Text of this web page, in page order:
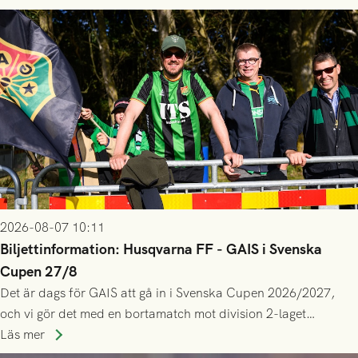
2026-08-07 10:11
Biljettinformation: Husqvarna FF - GAIS i Svenska
Cupen 27/8
Det är dags för GAIS att gå in i Svenska Cupen 2026/2027,
och vi gör det med en bortamatch mot division 2-laget
Husqvarna FF. Häng med och stötta grönsvart på plats!
Läs mer